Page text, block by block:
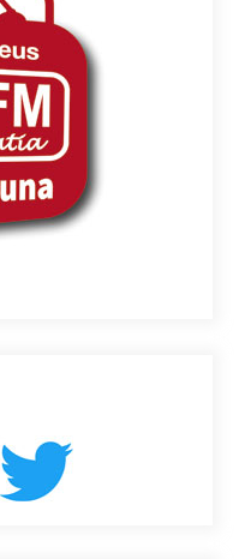
Boards Of Canada, Somak,
Underscores, Habia